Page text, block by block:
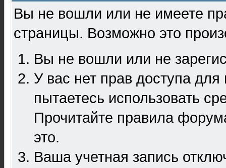
Вы не вошли или не имеете
страницы. Возможно это
Вы не вошли или не
У вас нет прав доступа
пытаетесь использовать
Прочитайте правила
это.
Ваша учетная запись